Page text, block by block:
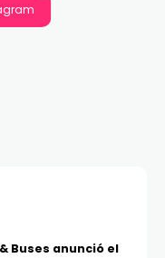
Buses anunció el